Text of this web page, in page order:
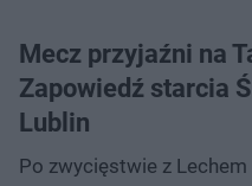
Mecz przyjaźni na
Zapowiedź starcia
Lublin
Po zwycięstwie z